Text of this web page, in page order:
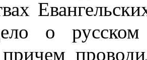
ο русском